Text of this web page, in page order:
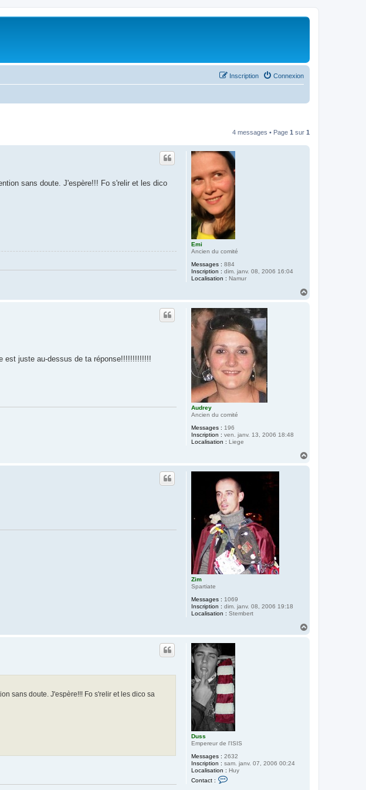
Connexion
Inscription
4 messages • Page 1 sur 1
Emi
Ancien du comité
Messages : 884
Inscription : dim. janv. 08, 2006 16:04
Localisation : Namur
sans doute. J'espère!!! Fo s'relir et les dico
Audrey
Ancien du comité
Messages : 196
Inscription : ven. janv. 13, 2006 18:48
Localisation : Liege
est juste au-dessus de ta réponse!!!!!!!!!!!!!
Zim
Spartiate
Messages : 1069
Inscription : dim. janv. 08, 2006 19:18
Localisation : Stembert
Duss
Empereur de l'ISIS
Messages : 2632
Inscription : sam. janv. 07, 2006 00:24
Localisation : Huy
Contact :
sans doute. J'espère!!! Fo s'relir et les dico sa